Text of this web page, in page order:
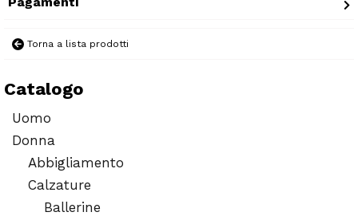
Torna a lista prodotti
Catalogo
Uomo
Donna
Abbigliamento
Calzature
Ballerine